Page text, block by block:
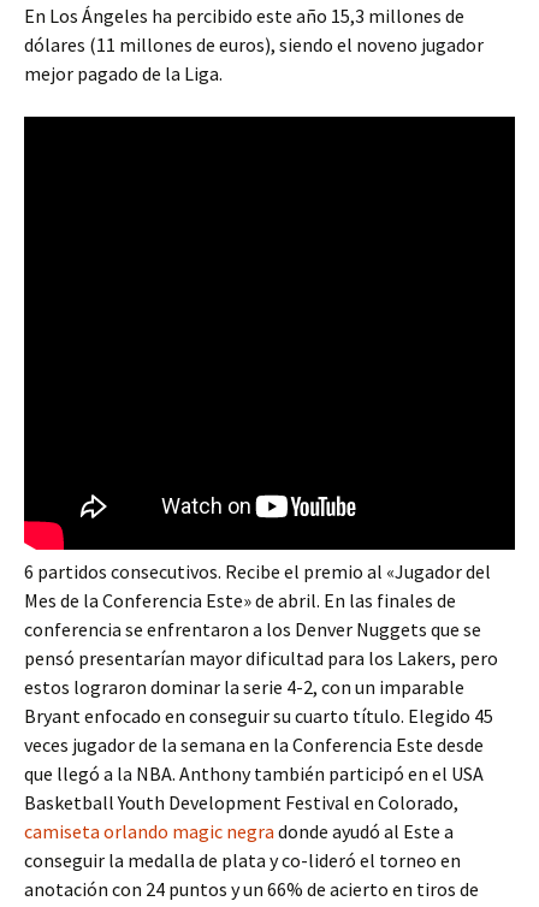
En Los Ángeles ha percibido este año 15,3 millones de
dólares (11 millones de euros), siendo el noveno jugador
mejor pagado de la Liga.
6 partidos consecutivos. Recibe el premio al «Jugador del
Mes de la Conferencia Este» de abril. En las finales de
conferencia se enfrentaron a los Denver Nuggets que se
pensó presentarían mayor dificultad para los Lakers, pero
estos lograron dominar la serie 4-2, con un imparable
Bryant enfocado en conseguir su cuarto título. Elegido 45
veces jugador de la semana en la Conferencia Este desde
que llegó a la NBA. Anthony también participó en el USA
Basketball Youth Development Festival en Colorado,
camiseta orlando magic negra donde ayudó al Este a
conseguir la medalla de plata y co-lideró el torneo en
anotación con 24 puntos y un 66% de acierto en tiros de